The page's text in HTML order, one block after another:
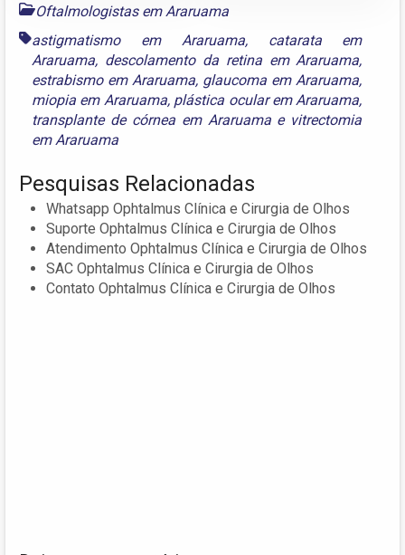
Oftalmologistas em Araruama
astigmatismo em Araruama, catarata em
Araruama, descolamento da retina em Araruama,
estrabismo em Araruama, glaucoma em Araruama,
miopia em Araruama, plástica ocular em Araruama,
transplante de córnea em Araruamae vitrectomia
em Araruama
Pesquisas Relacionadas
Whatsapp Ophtalmus Clínica e Cirurgia de Olhos
Suporte Ophtalmus Clínica e Cirurgia de Olhos
Atendimento Ophtalmus Clínica e Cirurgia de Olhos
SAC Ophtalmus Clínica e Cirurgia de Olhos
Contato Ophtalmus Clínica e Cirurgia de Olhos